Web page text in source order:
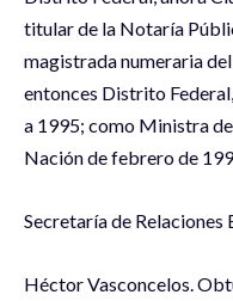
titular de la Notaría
magistrada numeraria
entonces Distrito
a 1995; como Ministra
Nación de febrero de
Secretaría de Relaciones
Héctor Vasconcelos.